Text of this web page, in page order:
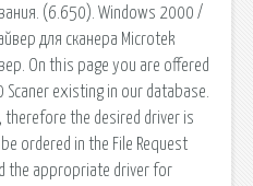
(6.650). Windows 2000 /
для сканера Microtek
On this page you are offered
existing in our database.
therefore the desired driver is
ordered in the File Request
the appropriate driver for